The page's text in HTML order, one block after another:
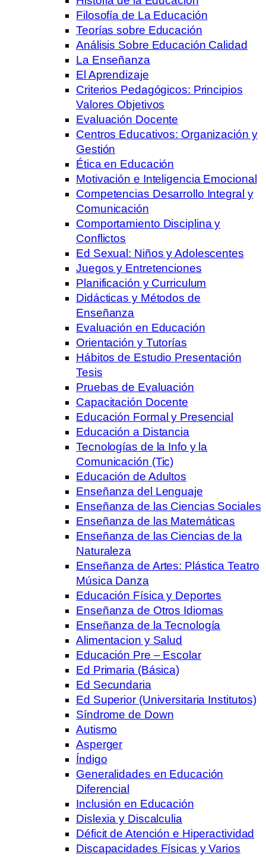
Filosofía de La Educación
Teorías sobre Educación
Análisis Sobre Educación Calidad
La Enseñanza
El Aprendizaje
Criterios Pedagógicos: Principios
Valores Objetivos
Evaluación Docente
Centros Educativos: Organización y
Gestión
Ética en Educación
Motivación e Inteligencia Emocional
Competencias Desarrollo Integral y
Comunicación
Comportamiento Disciplina y
Conflictos
Ed Sexual: Niños y Adolescentes
Juegos y Entretenciones
Planificación y Curriculum
Didácticas y Métodos de
Enseñanza
Evaluación en Educación
Orientación y Tutorías
Hábitos de Estudio Presentación
Tesis
Pruebas de Evaluación
Capacitación Docente
Educación Formal y Presencial
Educación a Distancia
Tecnologías de la Info y la
Comunicación (Tic)
Educación de Adultos
Enseñanza del Lenguaje
Enseñanza de las Ciencias Sociales
Enseñanza de las Matemáticas
Enseñanza de las Ciencias de la
Naturaleza
Enseñanza de Artes: Plástica Teatro
Música Danza
Educación Física y Deportes
Enseñanza de Otros Idiomas
Enseñanza de la Tecnología
Alimentacion y Salud
Educación Pre – Escolar
Ed Primaria (Básica)
Ed Secundaria
Ed Superior (Universitaria Institutos)
Síndrome de Down
Autismo
Asperger
Índigo
Generalidades en Educación
Diferencial
Inclusión en Educación
Dislexia y Discalculia
Déficit de Atención e Hiperactividad
Discapacidades Físicas y Varios